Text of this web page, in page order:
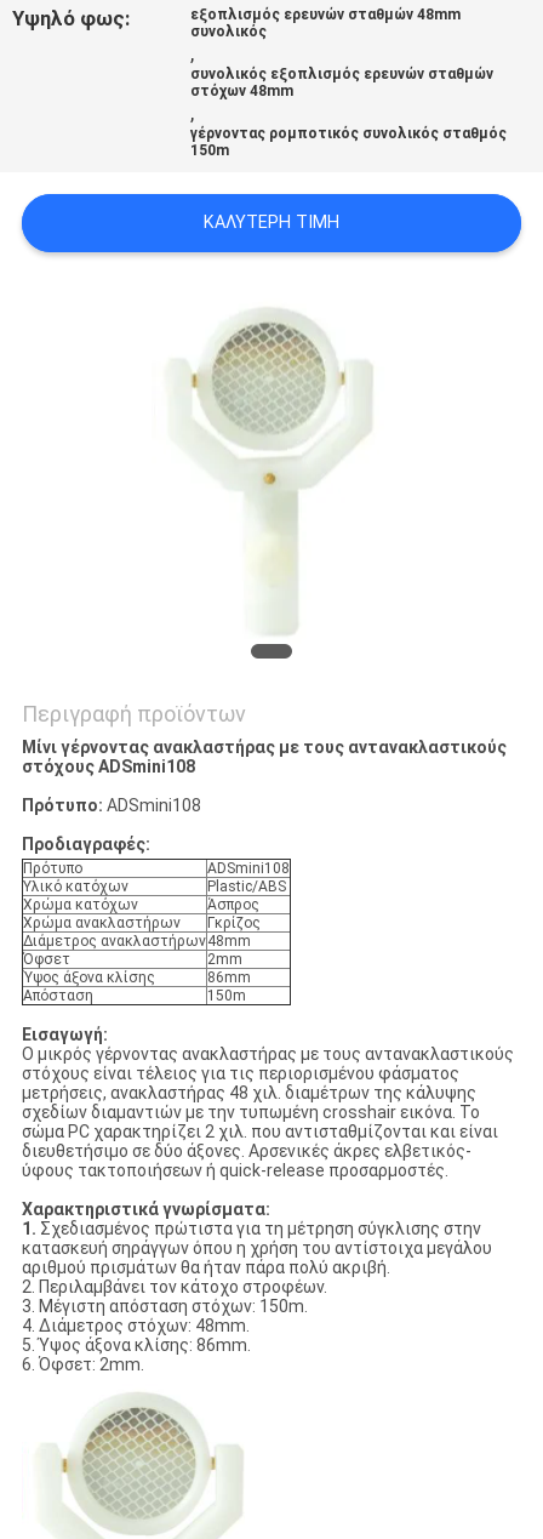
Υψηλό φως:
εξοπλισμός ερευνών σταθμών 48mm
συνολικός
,
συνολικός εξοπλισμός ερευνών σταθμών
στόχων 48mm
,
γέρνοντας ρομποτικός συνολικός σταθμός
150m
ΚΑΛΎΤΕΡΗ ΤΙΜΉ
Περιγραφή προϊόντων
Μίνι γέρνοντας ανακλαστήρας με τους αντανακλαστικούς
στόχους ADSmini108
Πρότυπο: ADSmini108
Προδιαγραφές:
Πρότυπο
ADSmini108
Υλικό κατόχων
Plastic/ABS
Χρώμα κατόχων
Άσπρος
Χρώμα ανακλαστήρων
Γκρίζος
Διάμετρος ανακλαστήρων48mm
Όφσετ
2mm
Ύψος άξονα κλίσης
86mm
Απόσταση
150m
Εισαγωγή:
Ο μικρός γέρνοντας ανακλαστήρας με τους αντανακλαστικούς
στόχους είναι τέλειος για τις περιορισμένου φάσματος
μετρήσεις, ανακλαστήρας 48 χιλ. διαμέτρων της κάλυψης
σχεδίων διαμαντιών με την τυπωμένη crosshair εικόνα. Το
σώμα PC χαρακτηρίζει 2 χιλ. που αντισταθμίζονται και είναι
διευθετήσιμο σε δύο άξονες. Αρσενικές άκρες ελβετικός-
ύφους τακτοποιήσεων ή quick-release προσαρμοστές.
Χαρακτηριστικά γνωρίσματα:
1. Σχεδιασμένος πρώτιστα για τη μέτρηση σύγκλισης στην
κατασκευή σηράγγων όπου η χρήση του αντίστοιχα μεγάλου
αριθμού πρισμάτων θα ήταν πάρα πολύ ακριβή.
2. Περιλαμβάνει τον κάτοχο στροφέων.
3. Μέγιστη απόσταση στόχων: 150m.
4. Διάμετρος στόχων: 48mm.
5. Ύψος άξονα κλίσης: 86mm.
6. Όφσετ: 2mm.